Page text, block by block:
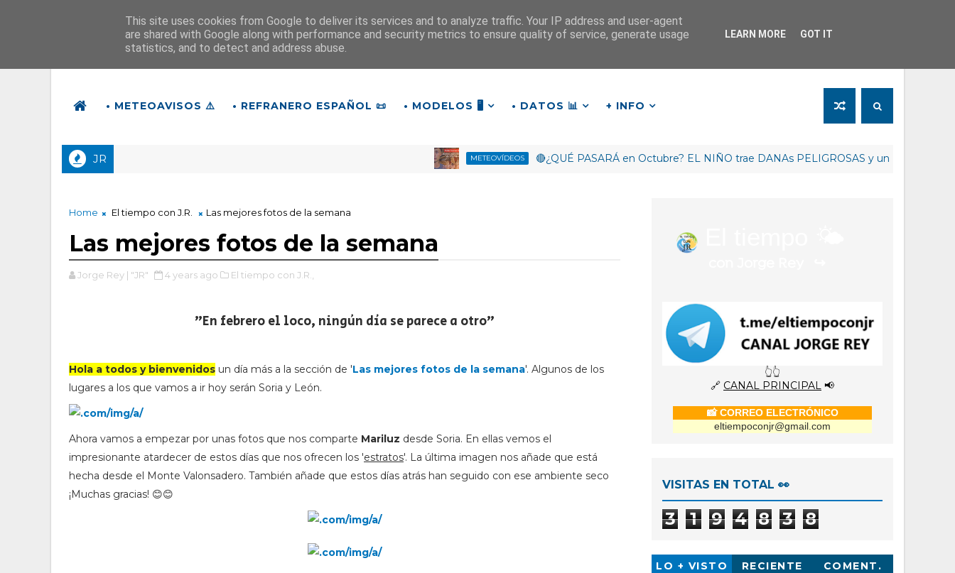
• METEOAVISOS ⚠️ • REFRANERO ESPAÑOL 📜 • MODELOS 🖥️ • DATOS 📊 + INFO
JR METEOVÍDEOS 🔴¿QUÉ PASARÁ en Octubre? EL NIÑO trae DANAs PELIGROSAS y un Invierno
Home El tiempo con J.R. Las mejores fotos de la semana
Las mejores fotos de la semana
Jorge Rey | "JR" 4 years ago El tiempo con J.R.,
"En febrero el loco, ningún día se parece a otro"
Hola a todos y bienvenidos un día más a la sección de 'Las mejores fotos de la semana'. Algunos de los
lugares a los que vamos a ir hoy serán Soria y León.
Ahora vamos a empezar por unas fotos que nos comparte Mariluz desde Soria. En ellas vemos el
impresionante atardecer de estos días que nos ofrecen los 'estratos'. La última imagen nos añade que está
hecha desde el Monte Valonsadero. También añade que estos días atrás han seguido con ese ambiente seco
¡Muchas gracias! 😊😊
👆👆
🔗 CANAL PRINCIPAL 📢
📸 CORREO ELECTRÓNICO
eltiempoconjr@gmail.com
VISITAS EN TOTAL 👀
3 1 9 4 8 3 8
LO + VISTO RECIENTE COMENT.
This site uses cookies from Google to deliver its services and to analyze traffic. Your IP address and user-agent
are shared with Google along with performance and security metrics to ensure quality of service, generate usage
statistics, and to detect and address abuse.
LEARN MORE GOT IT